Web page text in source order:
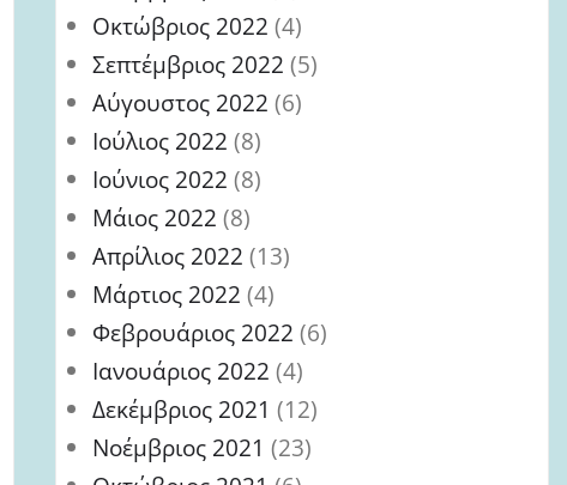
Οκτώβριος 2022 (4)
Σεπτέμβριος 2022 (5)
Αύγουστος 2022 (6)
Ιούλιος 2022 (8)
Ιούνιος 2022 (8)
Μάιος 2022 (8)
Απρίλιος 2022 (13)
Μάρτιος 2022 (4)
Φεβρουάριος 2022 (6)
Ιανουάριος 2022 (4)
Δεκέμβριος 2021 (12)
Νοέμβριος 2021 (23)